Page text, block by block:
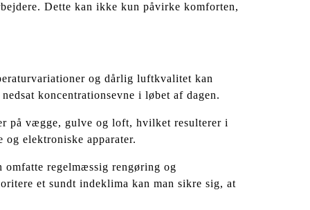
Dette kan ikke kun påvirke komforten,
og dårlig luftkvalitet kan
koncentrationsevne i løbet af dagen.
på vægge, gulve og loft, hvilket resulterer i
elektroniske apparater.
regelmæssig rengøring og
et sundt indeklima kan man sikre sig, at